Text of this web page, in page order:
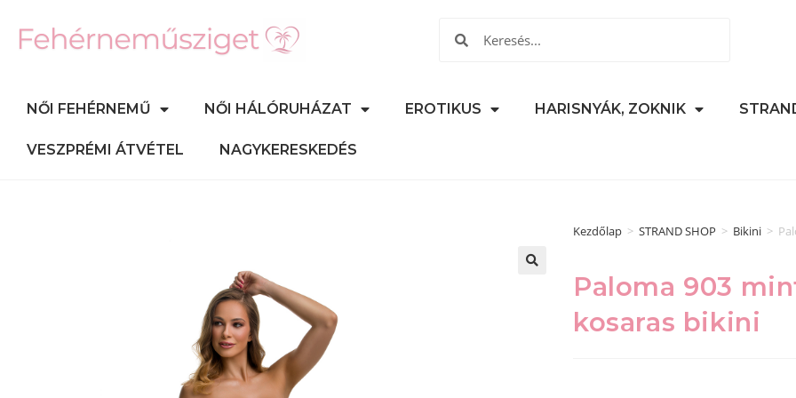
NŐI FEHÉRNEMŰ NŐI HÁLÓRUHÁZAT EROTIKUS HARISNYÁK, ZOKNIK
VESZPRÉMI ÁTVÉTEL NAGYKERESKEDÉS
Kezdőlap > STRAND SHOP > Bikini >
Paloma 903
kosaras bikini